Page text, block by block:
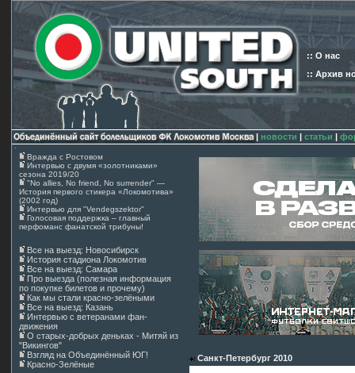
:: О нас
:: Архив
| новости | статьи |
Вражда с Ростовом
Интервью с двумя «золотниками»
сезона 2019/20
"No allies, No friend, No surrender" —
История первого стикера «Локомотива»
(2002 год)
Интервью для "Vendegszektor"
Голосовая поддержка – главный
перфоманс фанатской трибуны!
Все на выезд: Новосибирск
История стадиона Локомотив
Все на выезд: Самара
Про выезда (полезная информация
по покупке билетов и прочему)
Как мы стали красно-зелёными
Все на выезд: Казань
Интервью с ветеранами фан-
движения
О старых-добрых деньках - Митяй из
"Викингов"
Взгляд на Объединённый ЮГ!
Красно-Зелёные
Санкт-Петербург 2010